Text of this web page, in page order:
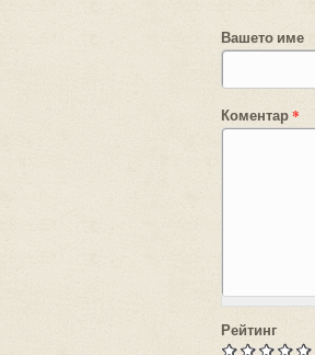
Вашето име
Коментар*
Рейтинг